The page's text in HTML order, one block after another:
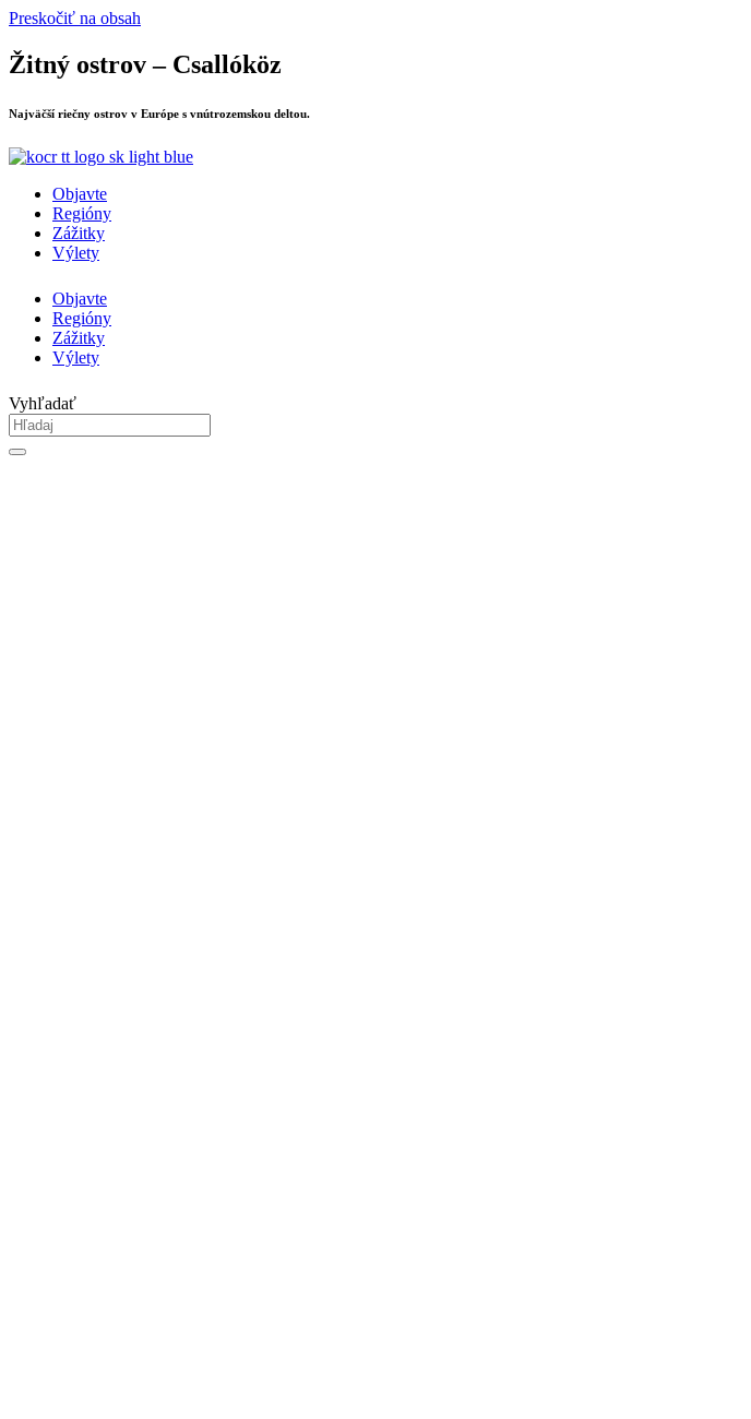
Preskočiť na obsah
Žitný ostrov – Csallóköz
Najväčší riečny ostrov v Európe s vnútrozemskou deltou.
Objavte
Regióny
Zážitky
Výlety
Objavte
Regióny
Zážitky
Výlety
Vyhľadať